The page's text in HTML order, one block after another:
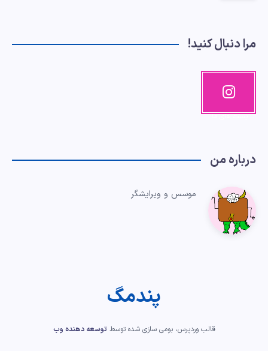
مرا دنبال کنید!
اینستاگرا
م
پست های ما!
درباره من
موسس و ویرایشگر
پندمگ
قالب وردپرس، بومی سازی شده توسط توسعه دهنده وب